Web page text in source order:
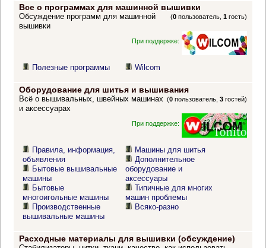
Все о программах для машинной вышивки
(0 пользователь,1 гость)
Обсуждение программ для машинной
вышивки
При поддержке:
Полезные программы Wilcom
Оборудование для шитья и вышивания
(0 пользователь,3 гостей)
Всё о вышивальных, швейных машинах
и аксессуарах
При поддержке:
Правила, информация,
объявления
Бытовые вышивальные
машины
Бытовые
многоигольные машины
Производственные
вышивальные машины
Машины для шитья
Дополнительное
оборудование и
аксессуары
Типичные для многих
машин проблемы
Всяко-разно
Расходные материалы для вышивки (обсуждение)